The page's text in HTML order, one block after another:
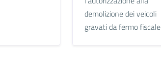
demolizione dei veicoli
gravati da fermo fiscale